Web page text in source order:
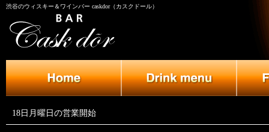
渋谷のウィスキー＆ワインバー caskdor（カスクドール）
18日月曜日の営業開始